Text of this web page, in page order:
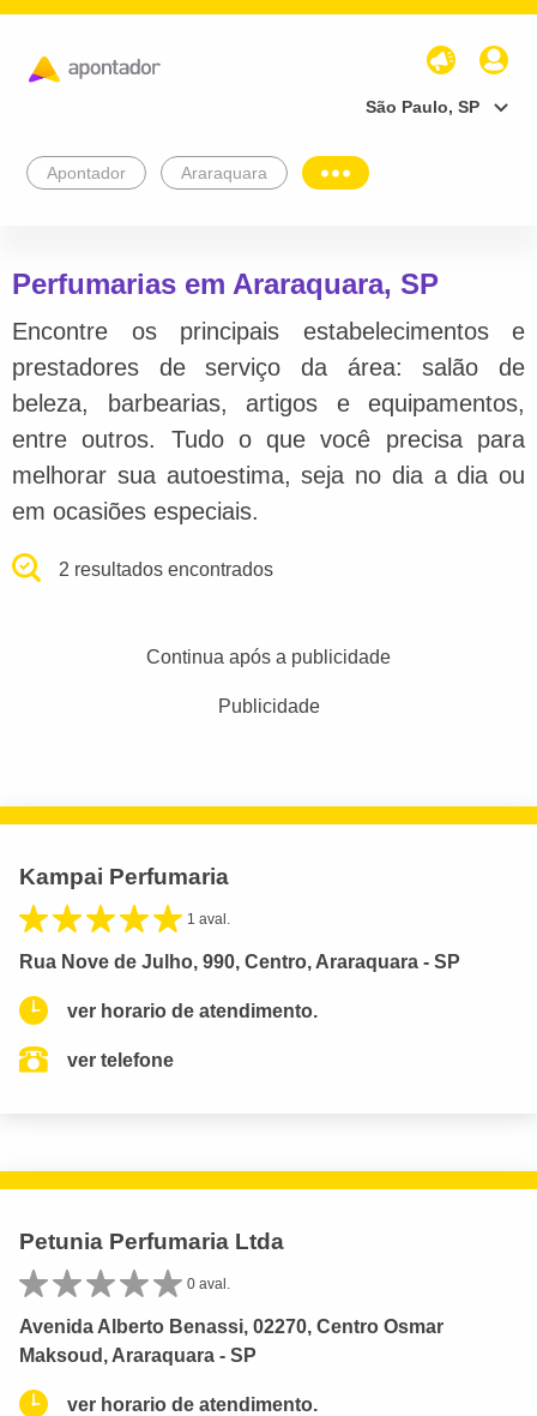
São Paulo, SP
Apontador Araraquara
Perfumarias em Araraquara, SP
Encontre os principais estabelecimentos e
prestadores de serviço da área: salão de
beleza, barbearias, artigos e equipamentos,
entre outros. Tudo o que você precisa para
melhorar sua autoestima, seja no dia a dia ou
em ocasiões especiais.
2 resultados encontrados
Continua após a publicidade
Publicidade
Kampai Perfumaria
1 aval.
Rua Nove de Julho, 990, Centro, Araraquara - SP
ver horario de atendimento.
ver telefone
Petunia Perfumaria Ltda
0 aval.
Avenida Alberto Benassi, 02270, Centro Osmar
Maksoud, Araraquara - SP
ver horario de atendimento.